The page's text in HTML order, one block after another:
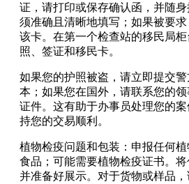
证，请打印或保存确认函，并随
须准确且清晰地填写；如果被要
该卡。在第一个检查站的移民局
照、签证和移民卡。
如果您的护照被盗，请立即提交
本；如果您在国外，请联系您的
证件。这有助于办事员处理您的
持您的交易顺利。
植物检疫问题和包装：申报任何
食品；可能需要植物检疫证书。
并准备好展示。对于货物或样品